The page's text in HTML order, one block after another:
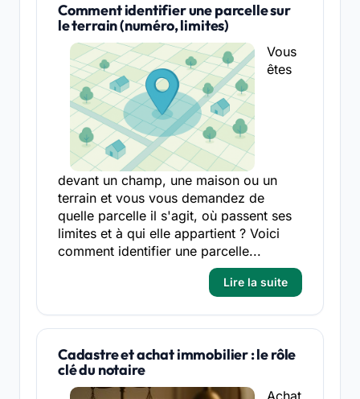
Comment identifier une parcelle sur
le terrain (numéro, limites)
Vous
êtes
devant un champ, une maison ou un
terrain et vous vous demandez de
quelle parcelle il s'agit, où passent ses
limites et à qui elle appartient ? Voici
comment identifier une parcelle...
Lire la suite
Cadastre et achat immobilier : le rôle
clé du notaire